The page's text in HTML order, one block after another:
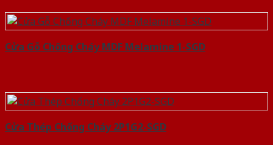
Cửa Gỗ Chống Cháy MDF Melamine 1-SGD
Cửa Thép Chống Cháy 2P1G2-SGD